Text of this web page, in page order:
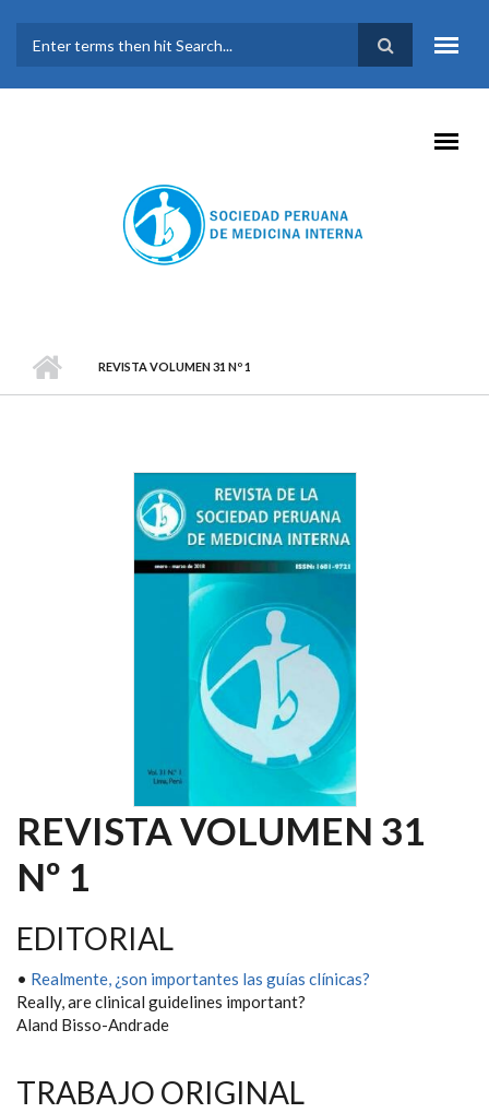
FORMULARIO DE
BÚSQUEDA
REVISTA VOLUMEN 31 Nº 1
REVISTA VOLUMEN 31
Nº 1
EDITORIAL
• Realmente, ¿son importantes las guías clínicas?
Really, are clinical guidelines important?
Aland Bisso-Andrade
TRABAJO ORIGINAL